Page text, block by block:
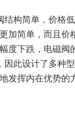
构简单，价格
加简单，而且价
度下跌，电磁阀
此设计了多种
发挥内在优势的